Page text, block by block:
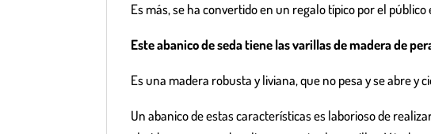
Es más, se ha convertido en un regalo típico por el
Este abanico de seda tiene las varillas de madera de
Es una madera robusta y liviana, que no pesa y se abre y
Un abanico de estas características es laborioso de